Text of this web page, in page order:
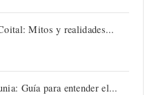
Mitos y realidades...
Guía para entender el...